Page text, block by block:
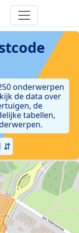
onderwerpen
de data over
de
tabellen,
⇵